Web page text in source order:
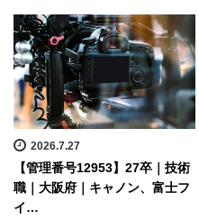
2026.7.27
【管理番号12953】27卒｜技術
職｜大阪府｜キャノン、富士フ
イ…